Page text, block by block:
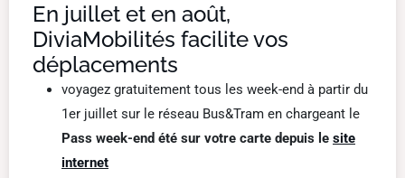
En juillet et en août,
DiviaMobilités facilite vos
déplacements
voyagez gratuitement tous les week-end à partir du
1er juillet sur le réseau Bus&Tram en chargeant le
Pass week-end été sur votre carte depuis le site
internet